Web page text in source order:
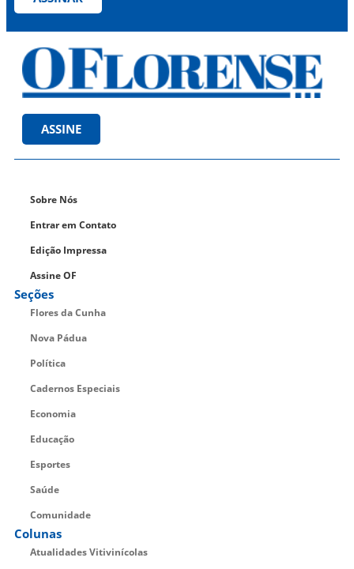
ASSINE
Sobre Nós
Entrar em Contato
Edição Impressa
Assine OF
Seções
Flores da Cunha
Nova Pádua
Política
Cadernos Especiais
Economia
Educação
Esportes
Saúde
Comunidade
Colunas
Atualidades Vitivinícolas